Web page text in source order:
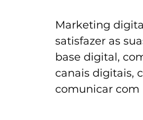
Marketing
satisfazer as
base digital,
canais digitais,
comunicar com